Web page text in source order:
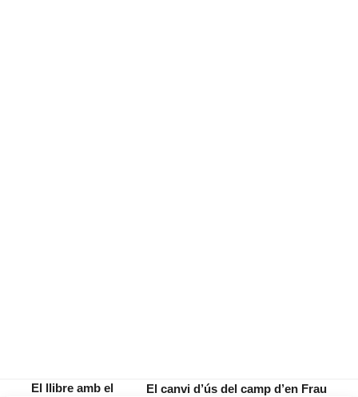
El llibre amb el El canvi d’ús del camp d’en Frau